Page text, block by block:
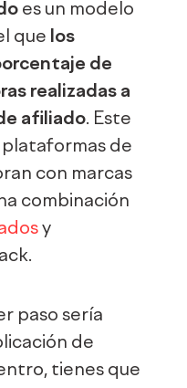
es un modelo
que los
de
realizadas a
afiliado. Este
plataformas de
con marcas
combinación
y
paso sería
de
tienes que